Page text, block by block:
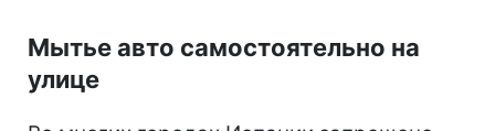
Мытье авто самостоятельно на
улице